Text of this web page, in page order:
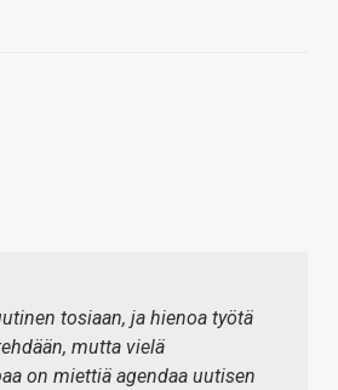
tosiaan, ja hienoa työtä
mutta vielä
on miettiä agendaa uutisen